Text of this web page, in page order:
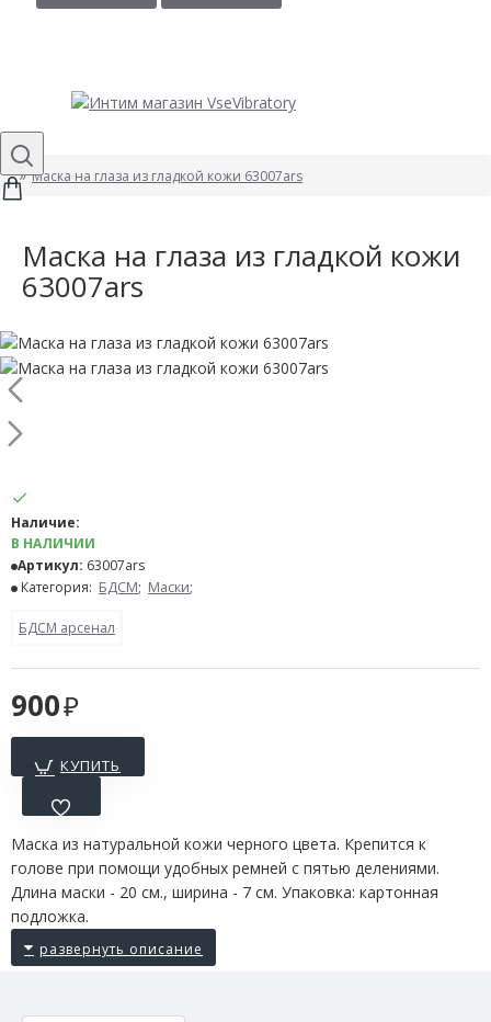
Маска на глаза из гладкой кожи 63007ars
Маска на глаза из гладкой кожи
63007ars
900
Наличие:
В НАЛИЧИИ
Артикул: 63007ars
Категория: БДСМ; Маски;
БДСМ арсенал
КУПИТЬ
Маска из натуральной кожи черного цвета. Крепится к
голове при помощи удобных ремней с пятью делениями.
Длина маски - 20 см., ширина - 7 см. Упаковка: картонная
подложка.